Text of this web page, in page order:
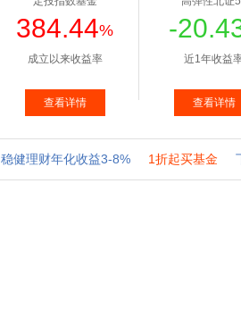
384.44%
成立以来收益率
查看详情
-
近1年收益
查看详情
稳健理财年化收益3-8% 1折起买基金